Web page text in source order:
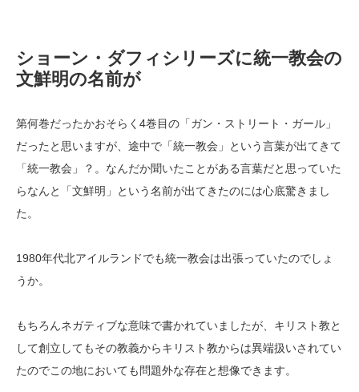
ショーン・ダフィシリーズに統一教会の
文鮮明の名前が
第何巻だったかおそらく4巻目の「ガン・ストリート・ガール」
だったと思いますが、途中で「統一教会」という言葉が出てきて
「統一教会」？。なんだか聞いたことがある言葉だと思っていた
らなんと「文鮮明」という名前が出てきたのには心底驚きまし
た。
1980年代北アイルランドでも統一教会は出張っていたのでしょ
うか。
もちろんネガティブな意味で書かれていましたが、キリスト教と
して創立してもその教義からキリスト教からは異端扱いされてい
たのでこの地においても問題外な存在と想像できます。